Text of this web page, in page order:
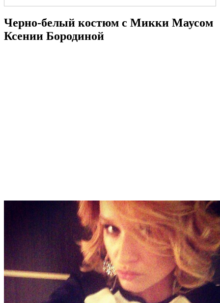
Черно-белый костюм с Микки Маусом
Ксении Бородиной